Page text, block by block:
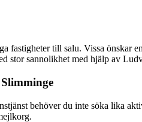
fastigheter till salu. Vissa önskar
stor sannolikhet med hjälp av
Slimminge
behöver du inte söka lika